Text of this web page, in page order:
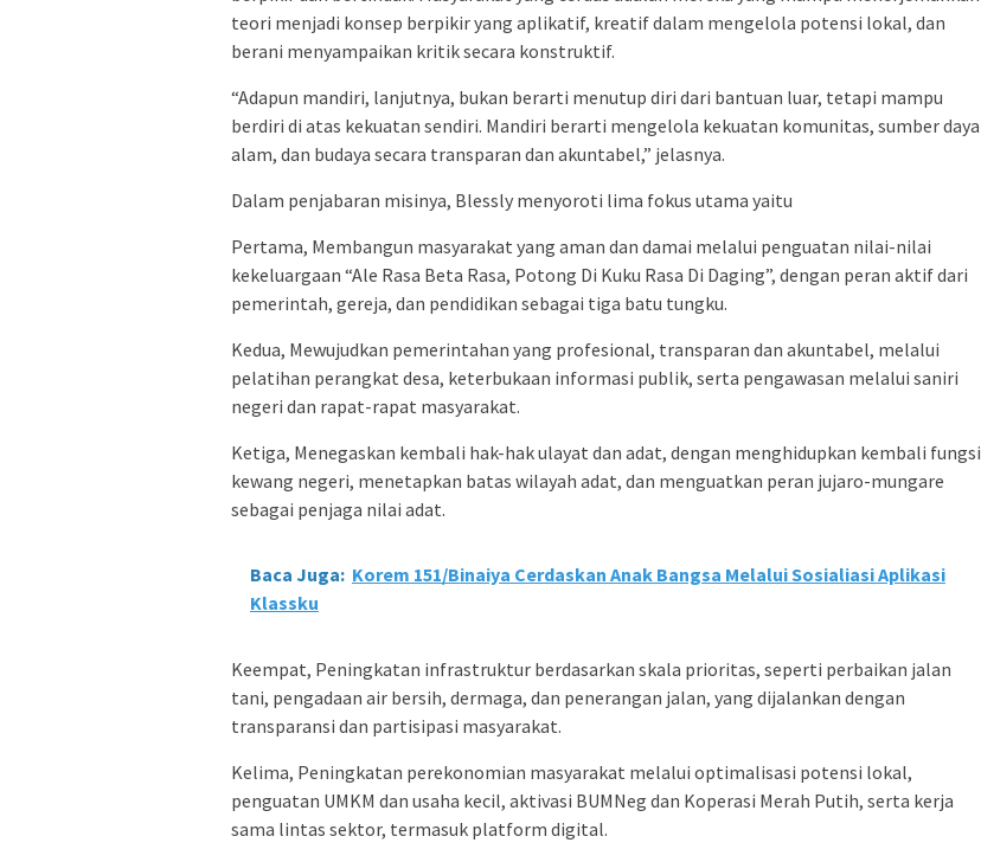
teori menjadi konsep berpikir yang aplikatif, kreatif dalam mengelola potensi lokal, dan
berani menyampaikan kritik secara konstruktif.
“Adapun mandiri, lanjutnya, bukan berarti menutup diri dari bantuan luar, tetapi mampu
berdiri di atas kekuatan sendiri. Mandiri berarti mengelola kekuatan komunitas, sumber daya
alam, dan budaya secara transparan dan akuntabel,” jelasnya.
Dalam penjabaran misinya, Blessly menyoroti lima fokus utama yaitu
Pertama, Membangun masyarakat yang aman dan damai melalui penguatan nilai-nilai
kekeluargaan “Ale Rasa Beta Rasa, Potong Di Kuku Rasa Di Daging”, dengan peran aktif dari
pemerintah, gereja, dan pendidikan sebagai tiga batu tungku.
Kedua, Mewujudkan pemerintahan yang profesional, transparan dan akuntabel, melalui
pelatihan perangkat desa, keterbukaan informasi publik, serta pengawasan melalui saniri
negeri dan rapat-rapat masyarakat.
Ketiga, Menegaskan kembali hak-hak ulayat dan adat, dengan menghidupkan kembali fungsi
kewang negeri, menetapkan batas wilayah adat, dan menguatkan peran jujaro-mungare
sebagai penjaga nilai adat.
Baca Juga: Korem 151/Binaiya Cerdaskan Anak Bangsa Melalui Sosialiasi Aplikasi
Klassku
Keempat, Peningkatan infrastruktur berdasarkan skala prioritas, seperti perbaikan jalan
tani, pengadaan air bersih, dermaga, dan penerangan jalan, yang dijalankan dengan
transparansi dan partisipasi masyarakat.
Kelima, Peningkatan perekonomian masyarakat melalui optimalisasi potensi lokal,
penguatan UMKM dan usaha kecil, aktivasi BUMNeg dan Koperasi Merah Putih, serta kerja
sama lintas sektor, termasuk platform digital.